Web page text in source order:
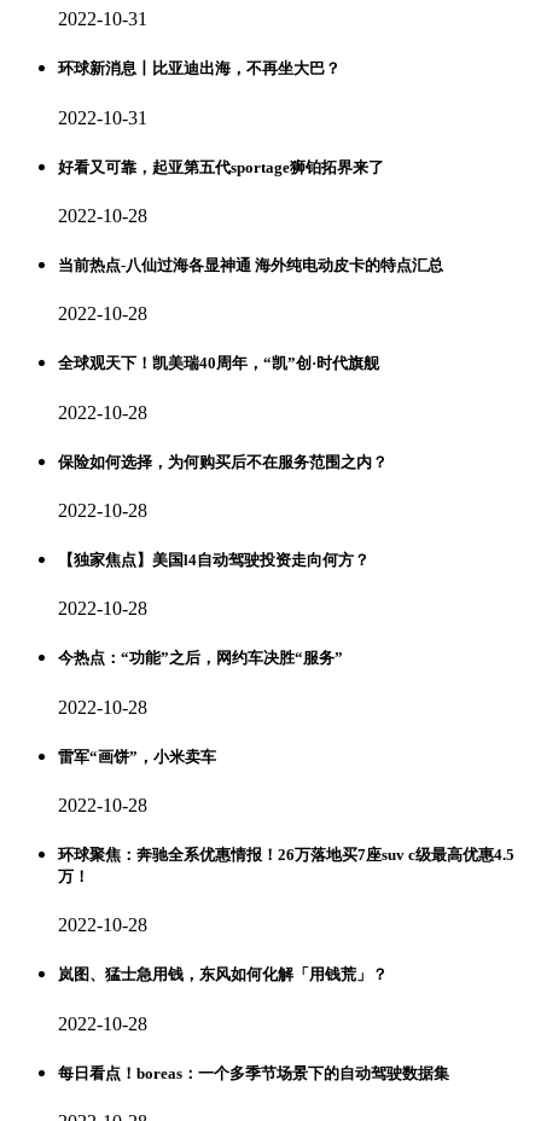
2022-10-31
环球新消息丨比亚迪出海，不再坐大巴？
2022-10-31
好看又可靠，起亚第五代sportage狮铂拓界来了
2022-10-28
当前热点-八仙过海各显神通 海外纯电动皮卡的特点汇总
2022-10-28
全球观天下！凯美瑞40周年，“凯”创·时代旗舰
2022-10-28
保险如何选择，为何购买后不在服务范围之内？
2022-10-28
【独家焦点】美国l4自动驾驶投资走向何方？
2022-10-28
今热点：“功能”之后，网约车决胜“服务”
2022-10-28
雷军“画饼”，小米卖车
2022-10-28
环球聚焦：奔驰全系优惠情报！26万落地买7座suv c级最高优惠4.5
万！
2022-10-28
岚图、猛士急用钱，东风如何化解「用钱荒」？
2022-10-28
每日看点！boreas：一个多季节场景下的自动驾驶数据集